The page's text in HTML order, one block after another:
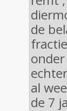
de
al
de 7